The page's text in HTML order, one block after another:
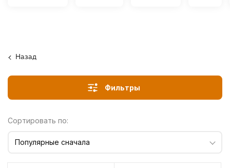
Назад
Фильтры
Сортировать по:
Популярные сначала